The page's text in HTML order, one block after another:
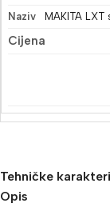
MAKITA
Tehničke
Opis